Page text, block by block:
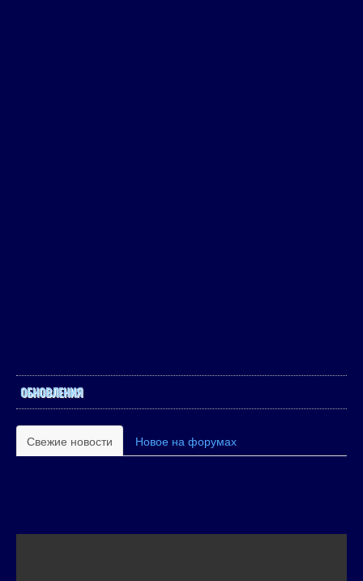
ОБНОВЛЕНИЯ
Свежие новости Новое на форумах